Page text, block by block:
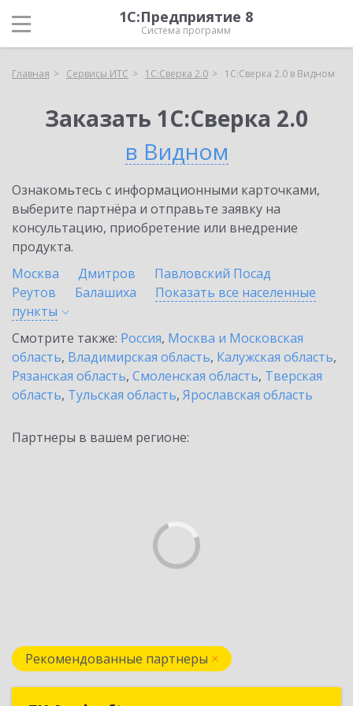
1С:Предприятие 8
Система программ
Главная Сервисы ИТС 1С:Сверка 2.0 1С:Сверка 2.0 в Видном
Заказать 1С:Сверка 2.0
в Видном
Ознакомьтесь с информационными карточками,
выберите партнёра и отправьте заявку на
консультацию, приобретение или внедрение
продукта.
Москва
Дмитров
Павловский Посад
Реутов
Балашиха
Показать все населенные
пункты
Смотрите также: Россия, Москва и Московская
область, Владимирская область, Калужская область,
Рязанская область, Смоленская область, Тверская
область, Тульская область, Ярославская область
Партнеры в вашем регионе:
Рекомендованные партнеры